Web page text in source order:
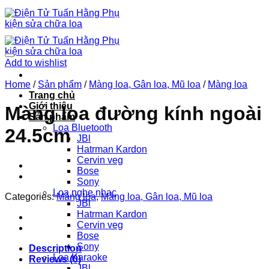
Chuyển
đến
nội
dung
Trang chủ
Giới thiệu
Sản phẩm
Loa Bluetooth
JBl
Hatrman Kardon
Cervin veg
Bose
Sony
Loa nghe nhạc
JBl
Hatrman Kardon
Cervin veg
Bose
Sony
Loa Karaoke
Add to wishlist
Home / Sản phẩm / Màng loa, Gân loa, Mũ loa / Màng loa
Màng loa đường kính ngoài
24.5cm
Categories:Màng loa,Màng loa, Gân loa, Mũ loa
Description
Reviews (0)